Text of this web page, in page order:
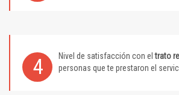
4 Nivel de satisfacción con eltrato
personas que te prestaron el